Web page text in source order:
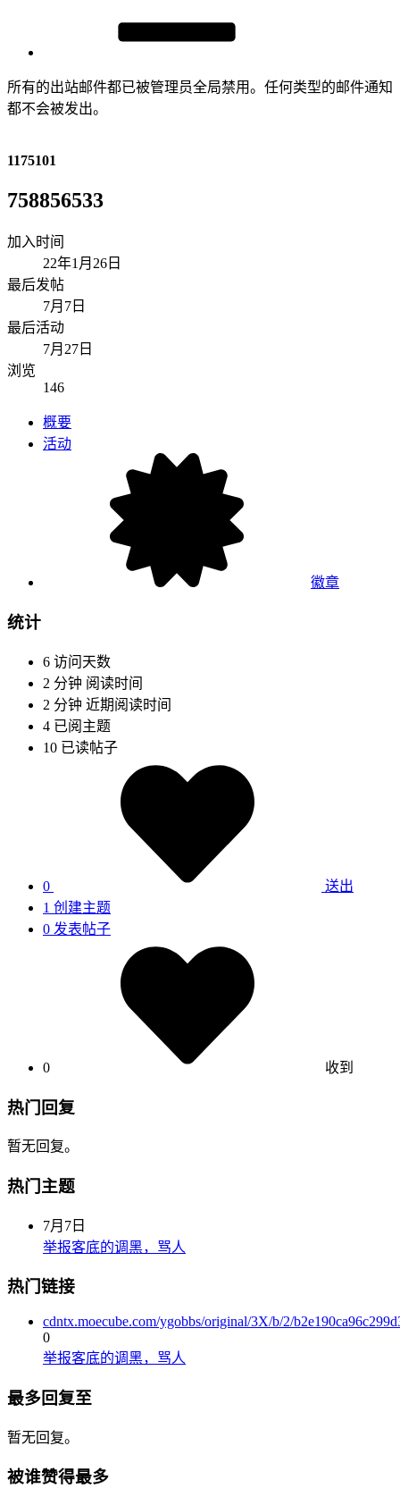
所有的出站邮件都已被管理员全局禁用。任何类型的邮件通知
都不会被发出。
1175101
758856533
加入时间
22年1月26日
最后发帖
7月7日
最后活动
7月27日
浏览
146
概要
活动
徽章
统计
6 访问天数
2 分钟 阅读时间
2 分钟 近期阅读时间
4 已阅主题
10 已读帖子
0
送出
1 创建主题
0 发表帖子
0 收到
热门回复
暂无回复。
热门主题
7月7日
举报客底的调黑，骂人
热门链接
cdntx.moecube.com/ygobbs/original/3X/b/2/
0
举报客底的调黑，骂人
最多回复至
暂无回复。
被谁赞得最多